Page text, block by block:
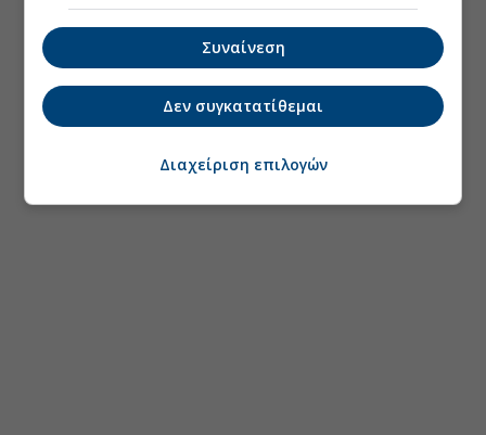
Συναίνεση
Δεν συγκατατίθεμαι
Διαχείριση επιλογών